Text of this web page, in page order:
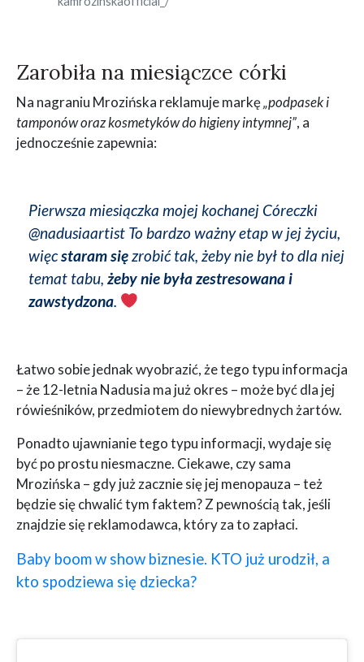
Zarobiła na miesiączce córki
Na nagraniu Mrozińska reklamuje markę„podpasek i
tamponów oraz kosmetyków do higieny intymnej”, a
jednocześnie zapewnia:
Pierwsza miesiączka mojej kochanej Córeczki
@nadusiaartist To bardzo ważny etap w jej życiu,
więcstaram się zrobić tak, żeby nie był to dla niej
temat tabu, żeby nie była zestresowana i
zawstydzona.
Łatwo sobie jednak wyobrazić, że tego typu informacja
– że 12-letnia Nadusia ma już okres – może być dla jej
rówieśników, przedmiotem do niewybrednych żartów.
Ponadto ujawnianie tego typu informacji, wydaje się
być po prostu niesmaczne. Ciekawe, czy sama
Mrozińska – gdy już zacznie się jej menopauza – też
będzie się chwalić tym faktem? Z pewnością tak, jeśli
znajdzie się reklamodawca, który za to zapłaci.
Baby boom w show biznesie. KTO już urodził, a
kto spodziewa się dziecka?